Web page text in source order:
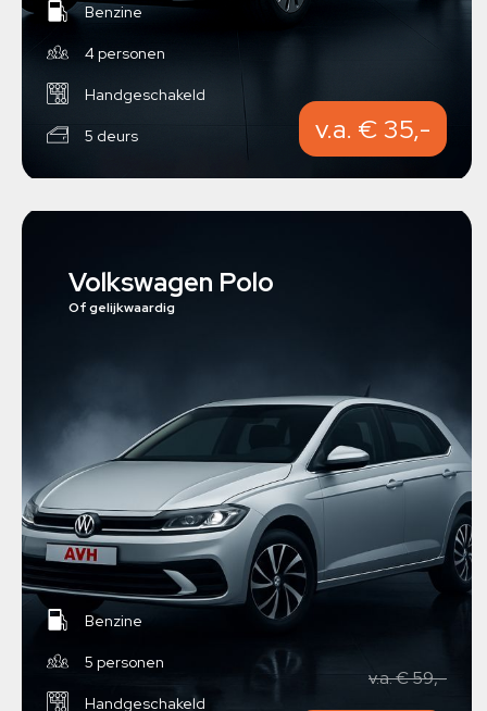
Benzine
4 personen
Handgeschakeld
5 deurs v.a. € 35,-
Volkswagen Polo
Of gelijkwaardig
Benzine
5 personen
Handgeschakeld
v.a. € 59,-